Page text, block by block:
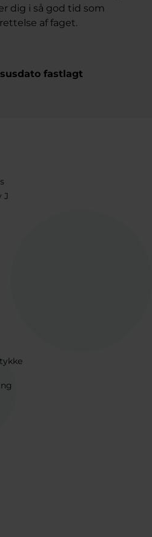
dig i så god tid som
af faget.
fastlagt
J